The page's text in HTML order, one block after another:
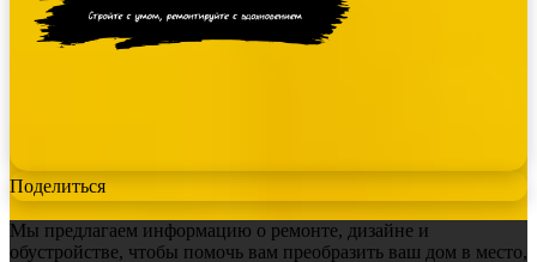
Поделиться
Мы предлагаем информацию о ремонте, дизайне и
обустройстве, чтобы помочь вам преобразить ваш дом в место,